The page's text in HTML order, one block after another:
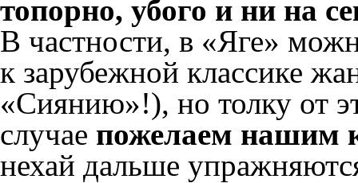
топорно, убого и ни на
В частности, в «Яге»
к зарубежной классике
«Сиянию»!), но толку от
случае пожелаем нашим
нехай дальше